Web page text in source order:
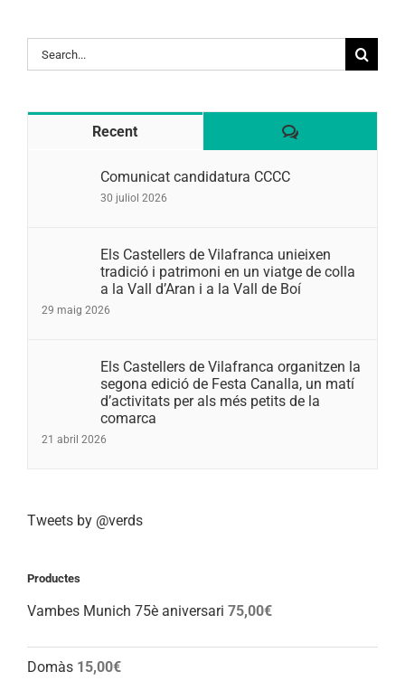
Search
for:
Recent Comentaris
Comunicat candidatura CCCC
30 juliol 2026
Els Castellers de Vilafranca unieixen
tradició i patrimoni en un viatge de colla
a la Vall d’Aran i a la Vall de Boí
29 maig 2026
Els Castellers de Vilafranca organitzen la
segona edició de Festa Canalla, un matí
d’activitats per als més petits de la
comarca
21 abril 2026
Tweets by @verds
Productes
Vambes Munich 75è aniversari 75,00€
Domàs 15,00€